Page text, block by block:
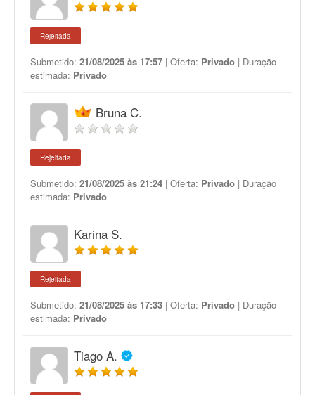
Rejeitada
Submetido: 21/08/2025 às 17:57 | Oferta: Privado | Duração
estimada: Privado
Bruna C.
Rejeitada
Submetido: 21/08/2025 às 21:24 | Oferta: Privado | Duração
estimada: Privado
Karina S.
Rejeitada
Submetido: 21/08/2025 às 17:33 | Oferta: Privado | Duração
estimada: Privado
Tiago A.